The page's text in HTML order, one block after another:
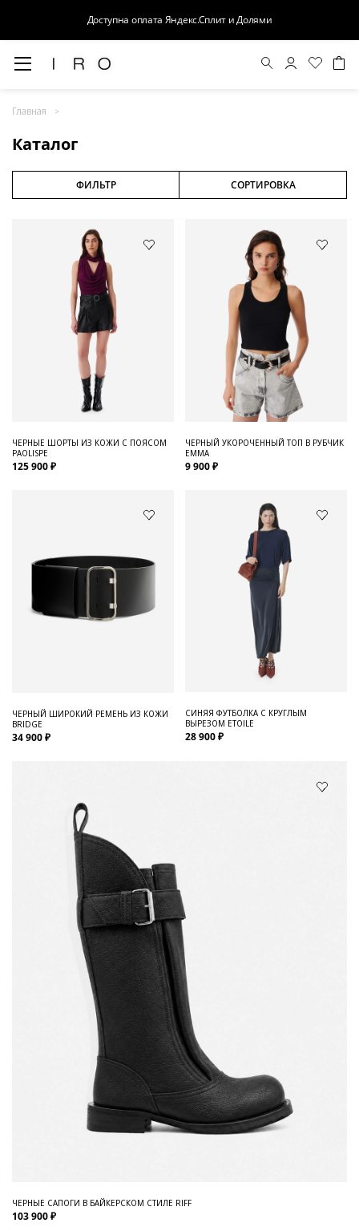
Доступна оплата Яндекс.Сплит и Долями
Главная
Каталог
Обувь и Аксессуары
Распродажа
Сумки и аксессуары
ФИЛЬТР СОРТИРОВКА
ЧЕРНЫЕ ШОРТЫ ИЗ КОЖИ С ПОЯСОМ
PAOLISPE
125 900 ₽
ЧЕРНЫЙ УКОРОЧЕННЫЙ ТОП В РУБЧИК
EMMA
9 900 ₽
ЧЕРНЫЙ ШИРОКИЙ РЕМЕНЬ ИЗ КОЖИ
BRIDGE
34 900 ₽
СИНЯЯ ФУТБОЛКА С КРУГЛЫМ
ВЫРЕЗОМ ETOILE
28 900 ₽
ЧЕРНЫЕ САПОГИ В БАЙКЕРСКОМ СТИЛЕ RIFF
103 900 ₽